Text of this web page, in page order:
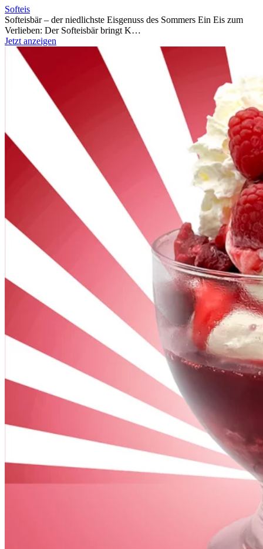
Softeis
Softeisbär – der niedlichste Eisgenuss des Sommers Ein Eis zum
Verlieben: Der Softeisbär bringt K…
Jetzt anzeigen